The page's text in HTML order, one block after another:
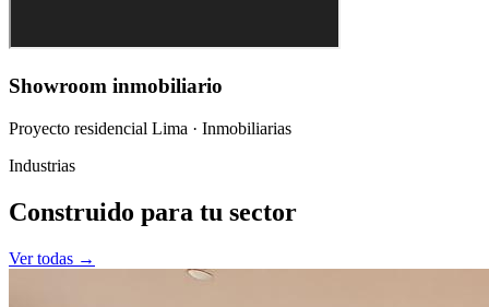
Showroom inmobiliario
Proyecto residencial Lima · Inmobiliarias
Industrias
Construido para tu sector
Ver todas →